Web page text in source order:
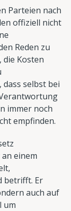
Parteien nach
offiziell nicht
Reden zu
die Kosten
selbst bei
immer noch
empfinden.
einem
betrifft. Er
auch auf
um